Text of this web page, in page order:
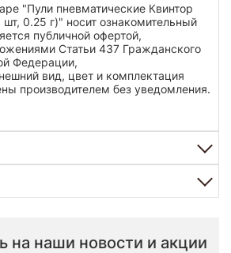
"Пули пневматические Квинтор
0.25 г)" носит ознакомительный
публичной офертой,
Статьи 437 Гражданского
Федерации,
вид, цвет и комплектация
производителем без уведомления.
на наши новости и акции